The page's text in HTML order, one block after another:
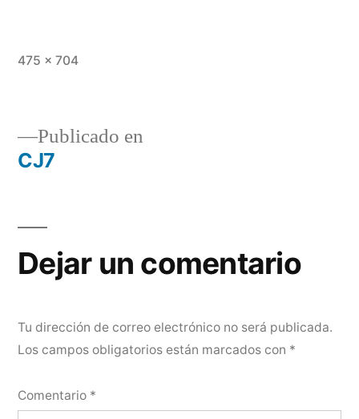
Tamaño
475 × 704
Navegación
entradas
Publicado en
CJ7
Dejar un comentario
Tu dirección de correo electrónico no será publicada.
Los campos obligatorios están marcados con *
Comentario *